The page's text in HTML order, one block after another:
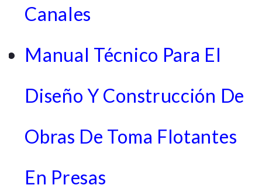
Canales
Manual Técnico Para El
Diseño Y Construcción De
Obras De Toma Flotantes
En Presas